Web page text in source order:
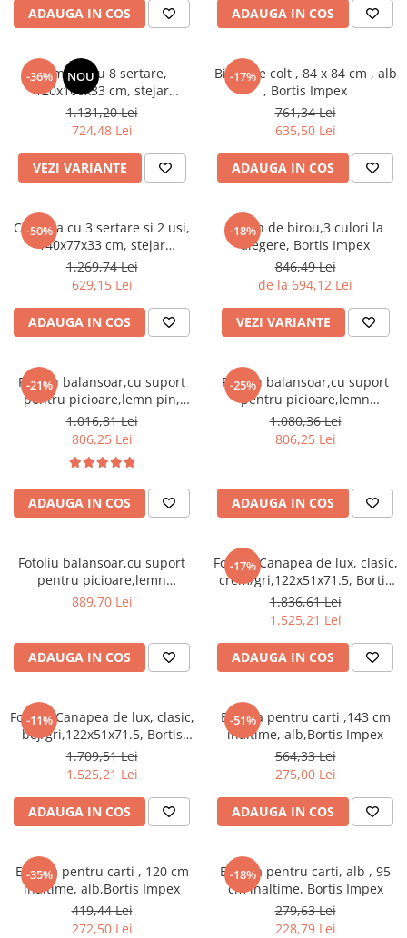
Scaune living/dining
Seturi masa +scaune dining
Tabureti
Suporturi si tavi
Chiuvete bucatarie
Mese bucatarie /dining
Mobilier/seturi de bucatarie
Scaune bucatarie
Dormitor
Comode lux-ultramoderne
Dulapuri haine si Sifoniere
Masute de toaleta
Noptiere dormitor
Paturi cu saltea inclusa(pachet
promo)
Paturi lemn & pal
Paturi metalice
Saltele
Suporturi saltea/Somiere/Gratii
pentru pat
Mobilier Hol/Cuiere
Banci pentru asteptare
Colectia casmir -seturi
cuiere/mobila hol Rai casmir
Pantofare Hol
Set mobilier Hol modern cu
panouri tapitate
Seturi hol cuiere
ADAUGA IN COS ADAUGA IN COS
-36% NOU
Comoda cu 8 sertare,
120x100x33 cm, stejar
sonoma/alb, pentru hol,
living, dormitor, birou, Bortis
Impex
1.131,20 Lei
724,48 Lei
VEZI VARIANTE
-17%
Birou pe colt , 84 x 84 cm , alb
, Bortis Impex
761,34 Lei
635,50 Lei
ADAUGA IN COS
-50%
Comoda cu 3 sertare si 2 usi,
140x77x33 cm, stejar
sonoma/alb, Bortis impex
1.269,74 Lei
629,15 Lei
ADAUGA IN COS
-18%
Scaun de birou,3 culori la
alegere, Bortis Impex
846,49 Lei
de la 694,12 Lei
VEZI VARIANTE
-21%
Fotoliu balansoar,cu suport
pentru picioare,lemn pin,
stofa/textil alb/crem ,cu
perna,Bortis
1.016,81 Lei
806,25 Lei
ADAUGA IN COS
-25%
Fotoliu balansoar,cu suport
pentru picioare,lemn
mesteacan maro, stofa/textil
maro ,cu perna,Bortis
1.080,36 Lei
806,25 Lei
ADAUGA IN COS
Fotoliu balansoar,cu suport
pentru picioare,lemn
mesteacan, stofa/textil maro
889,70 Lei
ADAUGA IN COS
-17%
Fotoliu/Canapea de lux, clasic,
crem/gri,122x51x71.5, Bortis
Impex
1.836,61 Lei
1.525,21 Lei
ADAUGA IN COS
-11%
Fotoliu/Canapea de lux, clasic,
bej/gri,122x51x71.5, Bortis
Impex
1.709,51 Lei
1.525,21 Lei
ADAUGA IN COS
-51%
Etajera pentru carti ,143 cm
inaltime, alb,Bortis Impex
564,33 Lei
275,00 Lei
ADAUGA IN COS
-35%
Etajera pentru carti , 120 cm
inaltime, alb,Bortis Impex
419,44 Lei
272,50 Lei
-18%
Etajera pentru carti, alb , 95
cm inaltime, Bortis Impex
279,63 Lei
228,79 Lei